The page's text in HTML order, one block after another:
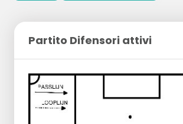
Partito Difensori attivi